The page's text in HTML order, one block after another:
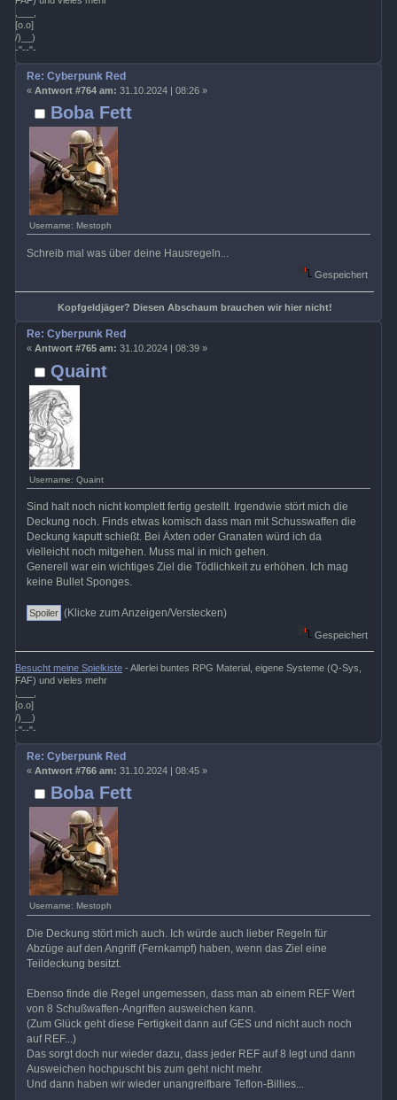
[o.o]
/)__)
-"--"-
Boba Fett
Username: Mestoph
Re: Cyberpunk Red
« Antwort #764 am: 31.10.2024 | 08:26 »
Schreib mal was über deine Hausregeln...
Gespeichert
Kopfgeldjäger? Diesen Abschaum brauchen wir hier nicht!
Quaint
Username: Quaint
Re: Cyberpunk Red
« Antwort #765 am: 31.10.2024 | 08:39 »
Sind halt noch nicht komplett fertig gestellt. Irgendwie stört mich die
Deckung noch. Finds etwas komisch dass man mit Schusswaffen die
Deckung kaputt schießt. Bei Äxten oder Granaten würd ich da
vielleicht noch mitgehen. Muss mal in mich gehen.
Generell war ein wichtiges Ziel die Tödlichkeit zu erhöhen. Ich mag
keine Bullet Sponges.
(Klicke zum Anzeigen/Verstecken)
Gespeichert
Besucht meine Spielkiste - Allerlei buntes RPG Material, eigene Systeme (Q-Sys,
FAF) und vieles mehr
[o.o]
/)__)
-"--"-
Boba Fett
Username: Mestoph
Re: Cyberpunk Red
« Antwort #766 am: 31.10.2024 | 08:45 »
Die Deckung stört mich auch. Ich würde auch lieber Regeln für
Abzüge auf den Angriff (Fernkampf) haben, wenn das Ziel eine
Teildeckung besitzt.
Ebenso finde die Regel ungemessen, dass man ab einem REF Wert
von 8 Schußwaffen-Angriffen ausweichen kann.
(Zum Glück geht diese Fertigkeit dann auf GES und nicht auch noch
auf REF...)
Das sorgt doch nur wieder dazu, dass jeder REF auf 8 legt und dann
Ausweichen hochpuscht bis zum geht nicht mehr.
Und dann haben wir wieder unangreifbare Teflon-Billies...